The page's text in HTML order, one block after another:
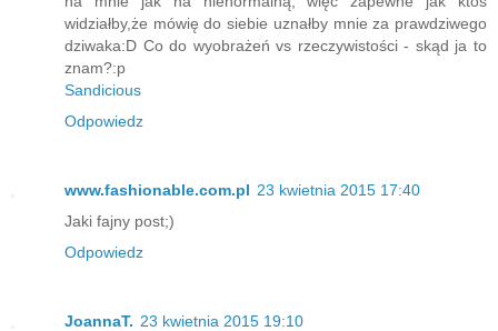
widziałby,że mówię do siebie uznałby mnie za prawdziwego
dziwaka:D Co do wyobrażeń vs rzeczywistości - skąd ja to
znam?:p
Sandicious
Odpowiedz
www.fashionable.com.pl 23 kwietnia 2015 17:40
Jaki fajny post;)
Odpowiedz
JoannaT. 23 kwietnia 2015 19:10